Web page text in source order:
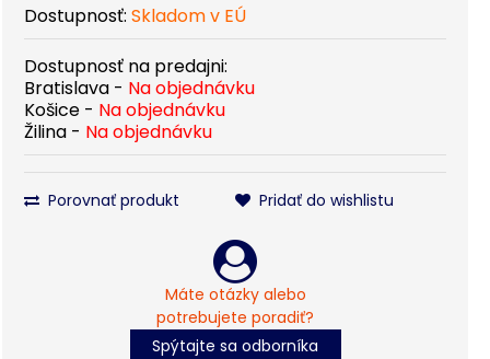
Dostupnosť: Skladom v EÚ
Dostupnosť na predajni:
Bratislava - Na objednávku
Košice - Na objednávku
Žilina - Na objednávku
Porovnať produkt Pridať do wishlistu
Máte otázky alebo
potrebujete poradiť?
Spýtajte sa odborníka